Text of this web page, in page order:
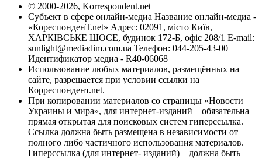
© 2000-2026, Korrespondent.net
Субъект в сфере онлайн-медиа Название онлайн-медиа -
«КореспонденТ.net» Адрес: 02091, місто Київ,
ХАРКІВСЬКЕ ШОСЕ, будинок 172-Б, офіс 208/1 E-mail:
sunlight@mediadim.com.ua Телефон: 044-205-43-00
Идентификатор медиа - R40-06068
Использование любых материалов, размещённых на
сайте, разрешается при условии ссылки на
Корреспондент.net.
При копировании материалов со страницы «Новости
Украины и мира», для интернет-изданий – обязательна
прямая открытая для поисковых систем гиперссылка.
Ссылка должна быть размещена в независимости от
полного либо частичного использования материалов.
Гиперссылка (для интернет- изданий) – должна быть